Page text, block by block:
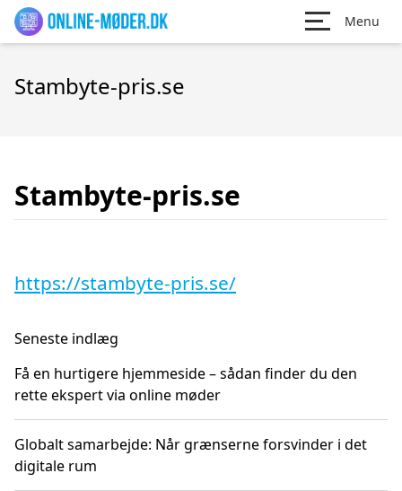
Menu
Stambyte-pris.se
Stambyte-pris.se
https://stambyte-pris.se/
Seneste indlæg
Få en hurtigere hjemmeside – sådan finder du den
rette ekspert via online møder
Globalt samarbejde: Når grænserne forsvinder i det
digitale rum